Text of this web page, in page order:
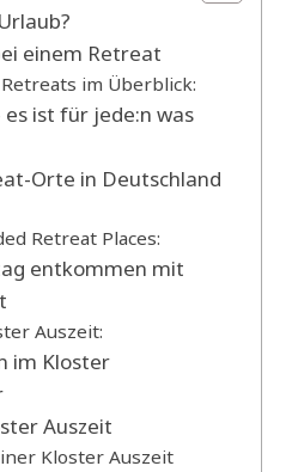
einem Retreat
im Überblick:
ist für jede:n was
Orte in Deutschland
Retreat Places:
entkommen mit
Auszeit:
im Kloster
Auszeit
Kloster Auszeit